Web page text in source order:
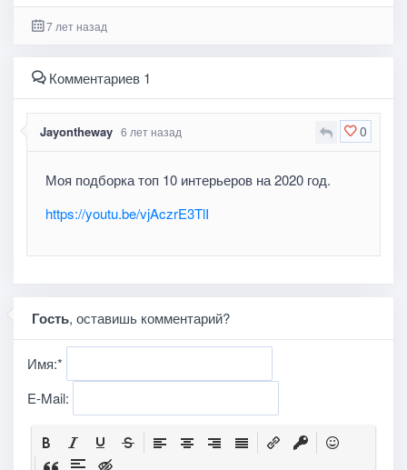
7 лет назад
Комментариев 1
0
Jayontheway 6 лет назад
Моя подборка топ 10 интерьеров на 2020 год.
https://youtu.be/vjAczrE3TlI
Гость, оставишь комментарий?
Имя:*
E-Mail: